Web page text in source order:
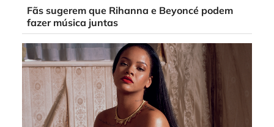
Fãs sugerem que Rihanna e Beyoncé podem
fazer música juntas